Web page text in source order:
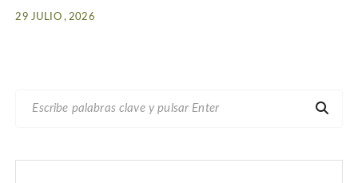
29 JULIO , 2026
C